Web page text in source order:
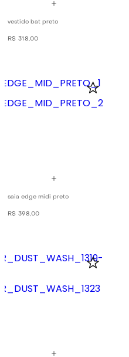
vestido bat preto
R$ 318,00
saia edge midi preto
R$ 398,00